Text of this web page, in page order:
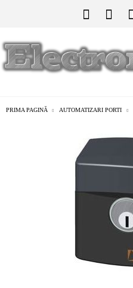
PRIMA PAGINĂ AUTOMATIZARI PORTI